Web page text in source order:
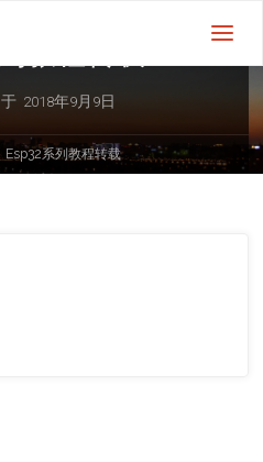
于 2018年9月9日
Esp32系列教程转载